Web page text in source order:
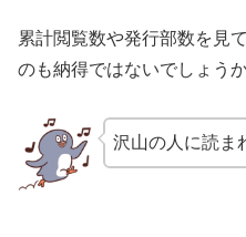
累計閲覧数や発行部数を見
のも納得ではないでしょう
沢山の人に読ま